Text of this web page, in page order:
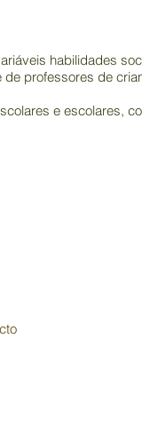
habilidades
professores de
e escolares,